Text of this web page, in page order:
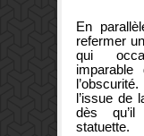
En
refermer
qui
l’issue de
dès qu’il
statuette.